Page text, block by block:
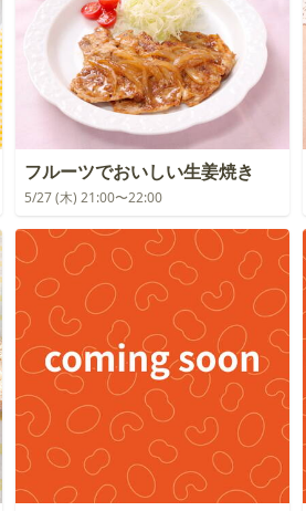
フルーツでおいしい生姜焼き
5/27 (木) 21:00〜22:00